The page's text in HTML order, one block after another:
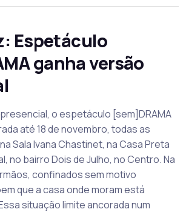
Espetáculo
ganha versão
o espetáculo [sem]DRAMA
até 18 de novembro, todas as
Sala Ivana Chastinet, na Casa Preta
no bairro Dois de Julho, no Centro. Na
confinados sem motivo
que a casa onde moram está
situação limite ancorada num